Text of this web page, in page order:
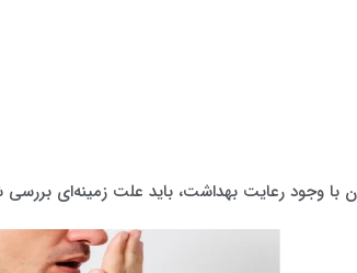
با وجود رعایت بهداشت، باید علت زمینه‌ای بررسی